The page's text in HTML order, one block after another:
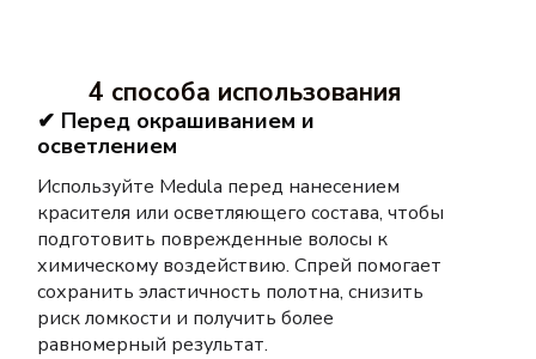
4 способа использования
✔ Перед окрашиванием и
осветлением
Используйте Medula перед нанесением
красителя или осветляющего состава, чтобы
подготовить поврежденные волосы к
химическому воздействию. Спрей помогает
сохранить эластичность полотна, снизить
риск ломкости и получить более
равномерный результат.